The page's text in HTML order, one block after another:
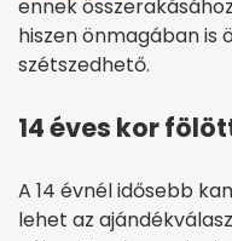
ennek
hiszen önmagában is
szétszedhető.
14 éves kor
A 14 évnél idősebb
lehet az